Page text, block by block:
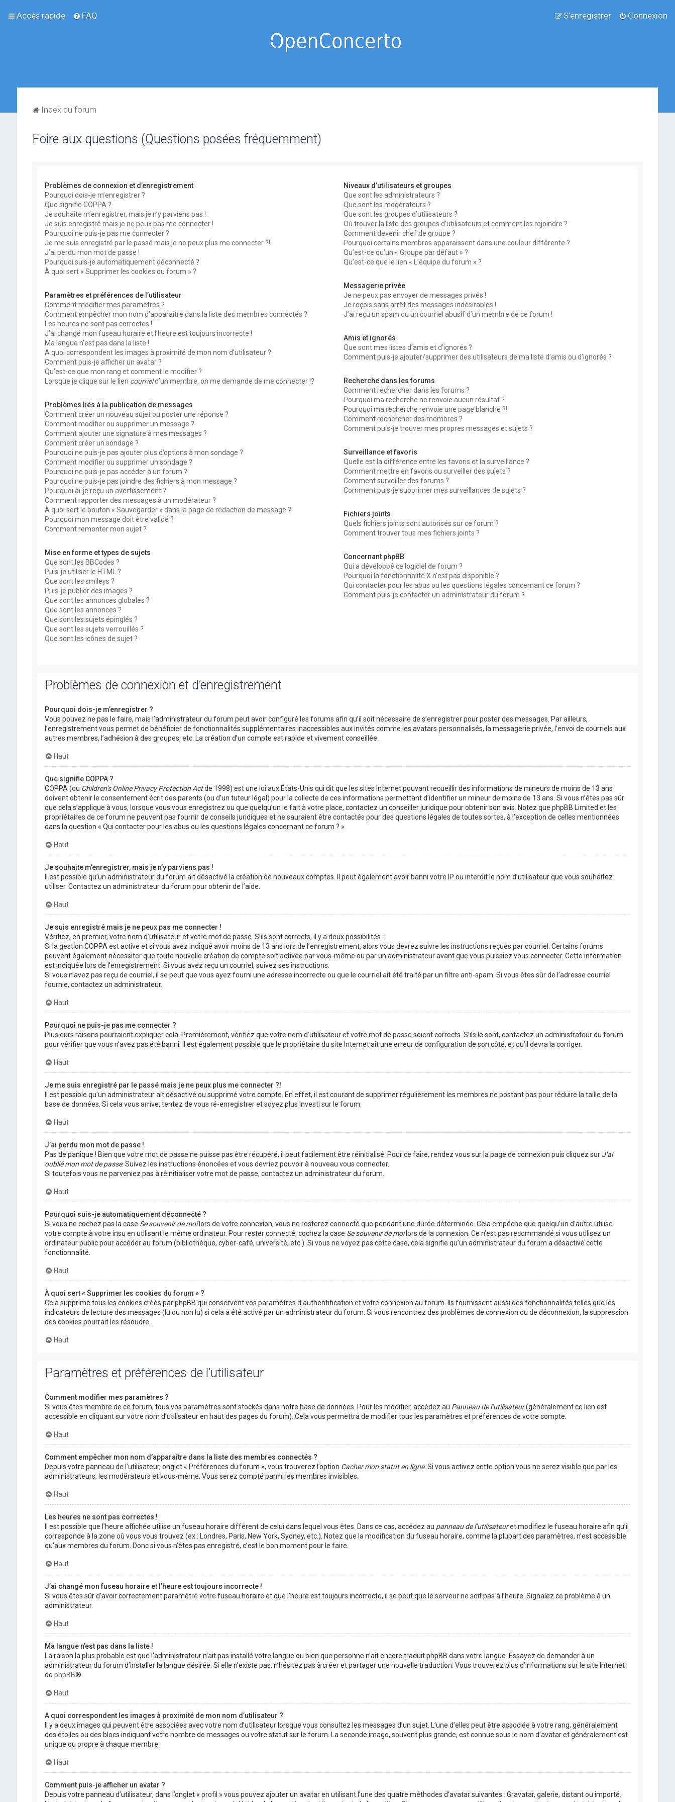
Accès rapide FAQ Connexion
S’enregistrer
Index du forum
Foire aux questions (Questions posées fréquemment)
Problèmes de connexion et d’enregistrement
Pourquoi dois-je m’enregistrer ?
Que signifie COPPA ?
Je souhaite m’enregistrer, mais je n’y parviens pas !
Je suis enregistré mais je ne peux pas me connecter !
Pourquoi ne puis-je pas me connecter ?
Je me suis enregistré par le passé mais je ne peux plus me connecter ?!
J’ai perdu mon mot de passe !
Pourquoi suis-je automatiquement déconnecté ?
À quoi sert « Supprimer les cookies du forum » ?
Paramètres et préférences de l’utilisateur
Comment modifier mes paramètres ?
Comment empêcher mon nom d’apparaître dans la liste des membres connectés ?
Les heures ne sont pas correctes !
J’ai changé mon fuseau horaire et l’heure est toujours incorrecte !
Ma langue n’est pas dans la liste !
A quoi correspondent les images à proximité de mon nom d’utilisateur ?
Comment puis-je afficher un avatar ?
Qu’est-ce que mon rang et comment le modifier ?
Lorsque je clique sur le lien courrield’un membre, on me demande de me connecter !?
Problèmes liés à la publication de messages
Comment créer un nouveau sujet ou poster une réponse ?
Comment modifier ou supprimer un message ?
Comment ajouter une signature à mes messages ?
Comment créer un sondage ?
Pourquoi ne puis-je pas ajouter plus d’options à mon sondage ?
Comment modifier ou supprimer un sondage ?
Pourquoi ne puis-je pas accéder à un forum ?
Pourquoi ne puis-je pas joindre des fichiers à mon message ?
Pourquoi ai-je reçu un avertissement ?
Comment rapporter des messages à un modérateur ?
À quoi sert le bouton « Sauvegarder » dans la page de rédaction de message ?
Pourquoi mon message doit être validé ?
Comment remonter mon sujet ?
Mise en forme et types de sujets
Que sont les BBCodes ?
Puis-je utiliser le HTML ?
Que sont les smileys ?
Puis-je publier des images ?
Que sont les annonces globales ?
Que sont les annonces ?
Que sont les sujets épinglés ?
Que sont les sujets verrouillés ?
Que sont les icônes de sujet ?
Niveaux d’utilisateurs et groupes
Que sont les administrateurs ?
Que sont les modérateurs ?
Que sont les groupes d’utilisateurs ?
Où trouver la liste des groupes d’utilisateurs et comment les rejoindre ?
Comment devenir chef de groupe ?
Pourquoi certains membres apparaissent dans une couleur différente ?
Qu’est-ce qu’un « Groupe par défaut » ?
Qu’est-ce que le lien « L’équipe du forum » ?
Messagerie privée
Je ne peux pas envoyer de messages privés !
Je reçois sans arrêt des messages indésirables !
J’ai reçu un spam ou un courriel abusif d’un membre de ce forum !
Amis et ignorés
Que sont mes listes d’amis et d’ignorés ?
Comment puis-je ajouter/supprimer des utilisateurs de ma liste d’amis ou d’ignorés ?
Recherche dans les forums
Comment rechercher dans les forums ?
Pourquoi ma recherche ne renvoie aucun résultat ?
Pourquoi ma recherche renvoie une page blanche ?!
Comment rechercher des membres ?
Comment puis-je trouver mes propres messages et sujets ?
Surveillance et favoris
Quelle est la différence entre les favoris et la surveillance ?
Comment mettre en favoris ou surveiller des sujets ?
Comment surveiller des forums ?
Comment puis-je supprimer mes surveillances de sujets ?
Fichiers joints
Quels fichiers joints sont autorisés sur ce forum ?
Comment trouver tous mes fichiers joints ?
Concernant phpBB
Qui a développé ce logiciel de forum ?
Pourquoi la fonctionnalité X n’est pas disponible ?
Qui contacter pour les abus ou les questions légales concernant ce forum ?
Comment puis-je contacter un administrateur du forum ?
Problèmes de connexion et d’enregistrement
Pourquoi dois-je m’enregistrer ?
Vous pouvez ne pas le faire, mais l’administrateur du forum peut avoir configuré les forums afin qu’il soit nécessaire de s’enregistrer pour poster des messages. Par ailleurs,
l’enregistrement vous permet de bénéficier de fonctionnalités supplémentaires inaccessibles aux invités comme les avatars personnalisés, la messagerie privée, l’envoi de courriels aux
autres membres, l’adhésion à des groupes, etc. La création d’un compte est rapide et vivement conseillée.
Haut
Que signifie COPPA ?
COPPA (ou Children’s Online Privacy Protection Actde 1998) est une loi aux États-Unis qui dit que les sites Internet pouvant recueillir des informations de mineurs de moins de 13 ans
doivent obtenir le consentement écrit des parents (ou d’un tuteur légal) pour la collecte de ces informations permettant d’identifier un mineur de moins de 13 ans. Si vous n’êtes pas sûr
que cela s’applique à vous, lorsque vous vous enregistrez ou que quelqu’un le fait à votre place, contactez un conseiller juridique pour obtenir son avis. Notez que phpBB Limited et les
propriétaires de ce forum ne peuvent pas fournir de conseils juridiques et ne sauraient être contactés pour des questions légales de toutes sortes, à l’exception de celles mentionnées
dans la question « Qui contacter pour les abus ou les questions légales concernant ce forum ? ».
Haut
Je souhaite m’enregistrer, mais je n’y parviens pas !
Il est possible qu’un administrateur du forum ait désactivé la création de nouveaux comptes. Il peut également avoir banni votre IP ou interdit le nom d’utilisateur que vous souhaitez
utiliser. Contactez un administrateur du forum pour obtenir de l’aide.
Haut
Je suis enregistré mais je ne peux pas me connecter !
Vérifiez, en premier, votre nom d’utilisateur et votre mot de passe. S’ils sont corrects, il y a deux possibilités :
Si la gestion COPPA est active et si vous avez indiqué avoir moins de 13 ans lors de l’enregistrement, alors vous devrez suivre les instructions reçues par courriel. Certains forums
peuvent également nécessiter que toute nouvelle création de compte soit activée par vous-même ou par un administrateur avant que vous puissiez vous connecter. Cette information
est indiquée lors de l’enregistrement. Si vous avez reçu un courriel, suivez ses instructions.
Si vous n’avez pas reçu de courriel, il se peut que vous ayez fourni une adresse incorrecte ou que le courriel ait été traité par un filtre anti-spam. Si vous êtes sûr de l’adresse courriel
fournie, contactez un administrateur.
Haut
Pourquoi ne puis-je pas me connecter ?
Plusieurs raisons pourraient expliquer cela. Premièrement, vérifiez que votre nom d’utilisateur et votre mot de passe soient corrects. S’ils le sont, contactez un administrateur du forum
pour vérifier que vous n’avez pas été banni. Il est également possible que le propriétaire du site Internet ait une erreur de configuration de son côté, et qu’il devra la corriger.
Haut
Je me suis enregistré par le passé mais je ne peux plus me connecter ?!
Il est possible qu’un administrateur ait désactivé ou supprimé votre compte. En effet, il est courant de supprimer régulièrement les membres ne postant pas pour réduire la taille de la
base de données. Si cela vous arrive, tentez de vous ré-enregistrer et soyez plus investi sur le forum.
Haut
J’ai perdu mon mot de passe !
Pas de panique ! Bien que votre mot de passe ne puisse pas être récupéré, il peut facilement être réinitialisé. Pour ce faire, rendez vous sur la page de connexion puis cliquez sur J’ai
oublié mon mot de passe. Suivez les instructions énoncées et vous devriez pouvoir à nouveau vous connecter.
Si toutefois vous ne parveniez pas à réinitialiser votre mot de passe, contactez un administrateur du forum.
Haut
Pourquoi suis-je automatiquement déconnecté ?
Si vous ne cochez pas la case Se souvenir de moilors de votre connexion, vous ne resterez connecté que pendant une durée déterminée. Cela empêche que quelqu’un d’autre utilise
votre compte à votre insu en utilisant le même ordinateur. Pour rester connecté, cochez la case Se souvenir de moilors de la connexion. Ce n’est pas recommandé si vous utilisez un
ordinateur public pour accéder au forum (bibliothèque, cyber-café, université, etc.). Si vous ne voyez pas cette case, cela signifie qu’un administrateur du forum a désactivé cette
fonctionnalité.
Haut
À quoi sert « Supprimer les cookies du forum » ?
Cela supprime tous les cookies créés par phpBB qui conservent vos paramètres d’authentification et votre connexion au forum. Ils fournissent aussi des fonctionnalités telles que les
indicateurs de lecture des messages (lu ou non lu) si cela a été activé par un administrateur du forum. Si vous rencontrez des problèmes de connexion ou de déconnexion, la suppression
des cookies pourrait les résoudre.
Haut
Paramètres et préférences de l’utilisateur
Comment modifier mes paramètres ?
Si vous êtes membre de ce forum, tous vos paramètres sont stockés dans notre base de données. Pour les modifier, accédez au Panneau de l’utilisateur(généralement ce lien est
accessible en cliquant sur votre nom d’utilisateur en haut des pages du forum). Cela vous permettra de modifier tous les paramètres et préférences de votre compte.
Haut
Comment empêcher mon nom d’apparaître dans la liste des membres connectés ?
Depuis votre panneau de l’utilisateur, onglet « Préférences du forum », vous trouverez l’option Cacher mon statut en ligne. Si vous activez cette option vous ne serez visible que par les
administrateurs, les modérateurs et vous-même. Vous serez compté parmi les membres invisibles.
Haut
Les heures ne sont pas correctes !
Il est possible que l’heure affichée utilise un fuseau horaire différent de celui dans lequel vous êtes. Dans ce cas, accédez au panneau de l’utilisateuret modifiez le fuseau horaire afin qu’il
corresponde à la zone où vous vous trouvez (ex : Londres, Paris, New York, Sydney, etc.). Notez que la modification du fuseau horaire, comme la plupart des paramètres, n’est accessible
qu’aux membres du forum. Donc si vous n’êtes pas enregistré, c’est le bon moment pour le faire.
Haut
J’ai changé mon fuseau horaire et l’heure est toujours incorrecte !
Si vous êtes sûr d’avoir correctement paramétré votre fuseau horaire et que l’heure est toujours incorrecte, il se peut que le serveur ne soit pas à l’heure. Signalez ce problème à un
administrateur.
Haut
Ma langue n’est pas dans la liste !
La raison la plus probable est que l’administrateur n’ait pas installé votre langue ou bien que personne n’ait encore traduit phpBB dans votre langue. Essayez de demander à un
administrateur du forum d’installer la langue désirée. Si elle n’existe pas, n’hésitez pas à créer et partager une nouvelle traduction. Vous trouverez plus d’informations sur le site Internet
de phpBB®.
Haut
A quoi correspondent les images à proximité de mon nom d’utilisateur ?
Il y a deux images qui peuvent être associées avec votre nom d’utilisateur lorsque vous consultez les messages d’un sujet. L’une d’elles peut être associée à votre rang, généralement
des étoiles ou des blocs indiquant votre nombre de messages ou votre statut sur le forum. La seconde image, souvent plus grande, est connue sous le nom d’avatar et généralement est
unique ou propre à chaque membre.
Haut
Comment puis-je afficher un avatar ?
Depuis votre panneau d’utilisateur, dans l’onglet « profil » vous pouvez ajouter un avatar en utilisant l’une des quatre méthodes d’avatar suivantes : Gravatar, galerie, distant ou importé.